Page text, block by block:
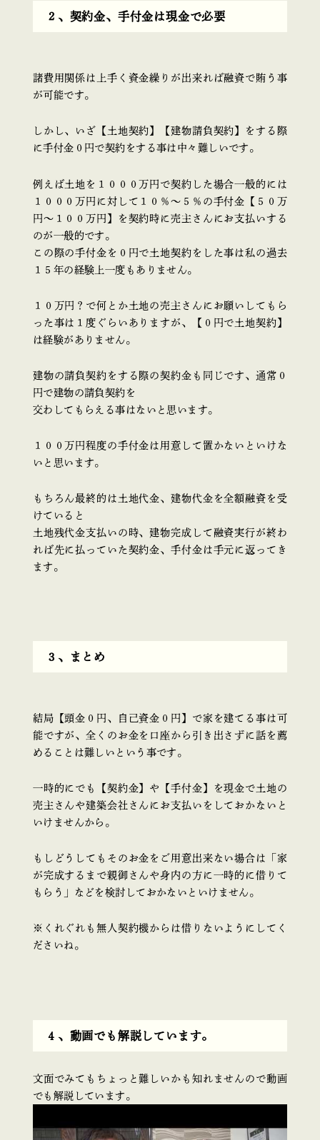
２、契約金、手付金は現金で必要
諸費用関係は上手く資金繰りが出来れば融資で賄う事
が可能です。
しかし、いざ【土地契約】【建物請負契約】をする際
に手付金０円で契約をする事は中々難しいです。
例えば土地を１０００万円で契約した場合一般的には
１０００万円に対して１０％〜５％の手付金【５０万
円〜１００万円】を契約時に売主さんにお支払いする
のが一般的です。
この際の手付金を０円で土地契約をした事は私の過去
１５年の経験上一度もありません。
１０万円？で何とか土地の売主さんにお願いしてもら
った事は１度ぐらいありますが、【０円で土地契約】
は経験がありません。
建物の請負契約をする際の契約金も同じです、通常０
円で建物の請負契約を
交わしてもらえる事はないと思います。
１００万円程度の手付金は用意して置かないといけな
いと思います。
もちろん最終的は土地代金、建物代金を全額融資を受
けていると
土地残代金支払いの時、建物完成して融資実行が終わ
れば先に払っていた契約金、手付金は手元に返ってき
ます。
３、まとめ
結局【頭金０円、自己資金０円】で家を建てる事は可
能ですが、全くのお金を口座から引き出さずに話を薦
めることは難しいという事です。
一時的にでも【契約金】や【手付金】を現金で土地の
売主さんや建築会社さんにお支払いをしておかないと
いけませんから。
もしどうしてもそのお金をご用意出来ない場合は「家
が完成するまで親御さんや身内の方に一時的に借りて
もらう」などを検討しておかないといけません。
※くれぐれも無人契約機からは借りないようにしてく
ださいね。
４、動画でも解説しています。
文面でみてもちょっと難しいかも知れませんので動画
でも解説しています。